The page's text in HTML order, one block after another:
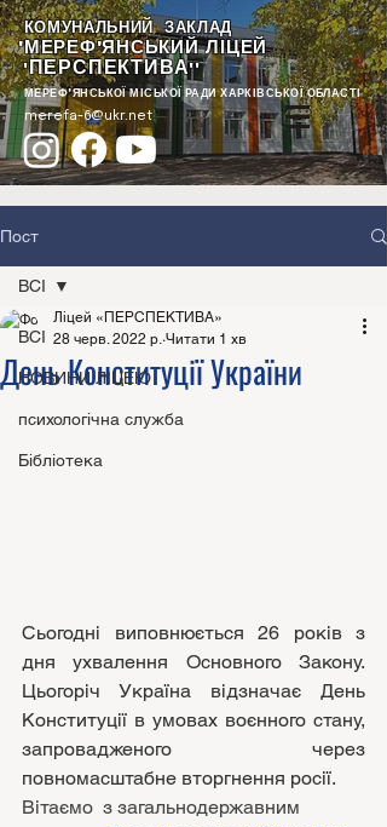
КОМУНАЛЬНИЙ ЗАКЛАД
"МЕРЕФ'ЯНСЬКИЙ ЛІЦЕЙ
"ПЕРСПЕКТИВА""
МЕРЕФ'ЯНСЬКОЇ МІСЬКОЇ РАДИ ХАРКІВСЬКОЇ ОБЛАСТІ
merefa-6@ukr.net
Пост
ВСІ
НОВИНИ ЛІЦЕЮ
психологічна служба
Бібліотека
ВСІ
День Конституції України
Ліцей «ПЕРСПЕКТИВА»
28 черв. 2022 р. Читати 1 хв
Сьогодні виповнюється 26 років з
дня ухвалення Основного Закону.
Цьогоріч Україна відзначає День
Конституції в умовах воєнного стану,
запровадженого через
повномасштабне вторгнення росії.
Вітаємо  з загальнодержавним